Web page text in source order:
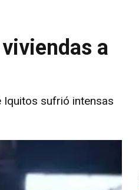
a
Iquitos sufrió intensas